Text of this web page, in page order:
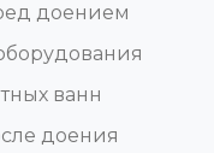
доением
ванн
доения